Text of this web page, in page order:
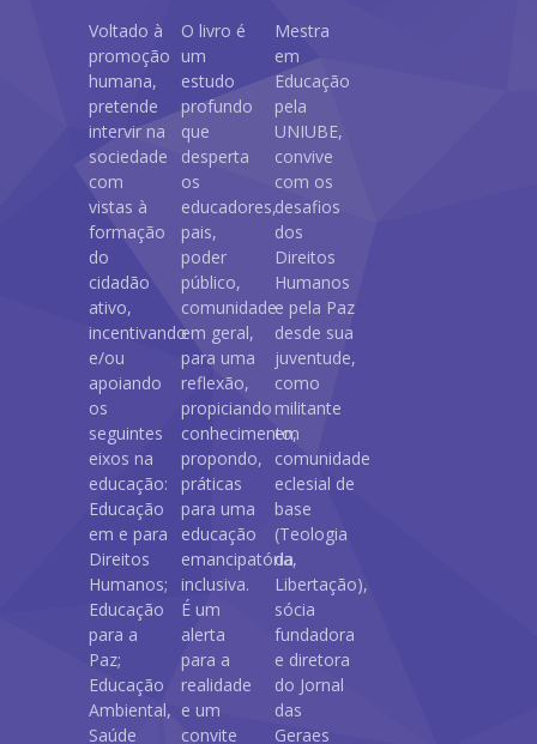
Voltado à
promoção
humana,
pretende
intervir na
sociedade
com
vistas à
formação
do
cidadão
ativo,
incentivando
e/ou
apoiando
os
seguintes
eixos na
educação:
Educação
em e para
Direitos
Humanos;
Educação
para a
Paz;
Educação
Ambiental,
Saúde
O livro é
um
estudo
profundo
que
desperta
os
educadores,
pais,
poder
público,
comunidade
em geral,
para uma
reflexão,
propiciando
conhecimento,
propondo,
práticas
para uma
educação
emancipatória,
inclusiva.
É um
alerta
para a
realidade
e um
convite
Mestra
em
Educação
pela
UNIUBE,
convive
com os
desafios
dos
Direitos
Humanos
e pela Paz
desde sua
juventude,
como
militante
em
comunidade
eclesial de
base
(Teologia
da
Libertação),
sócia
fundadora
e diretora
do Jornal
das
Geraes